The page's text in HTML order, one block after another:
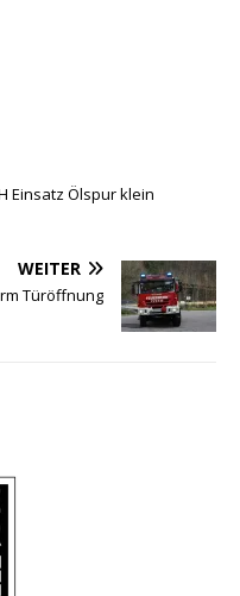
Einsatz Ölspur klein
WEITER
Türöffnung